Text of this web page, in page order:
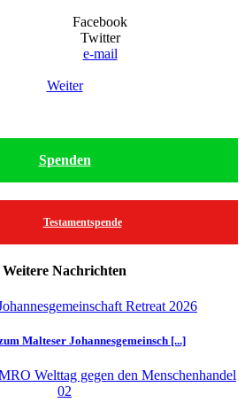
Facebook
Twitter
e-mail
Weiter
Spenden
Testamentspende
Weitere Nachrichten
Malteser Johannesgemeinsch [...]